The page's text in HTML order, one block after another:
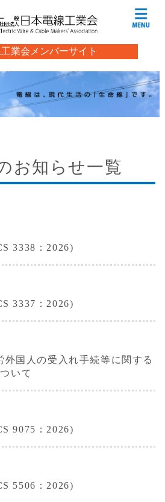
業会メンバーサイト
お知らせ一覧
3338：2026)
3337：2026)
国人の受入れ手続等に関する
いて
9075：2026)
5506：2026)